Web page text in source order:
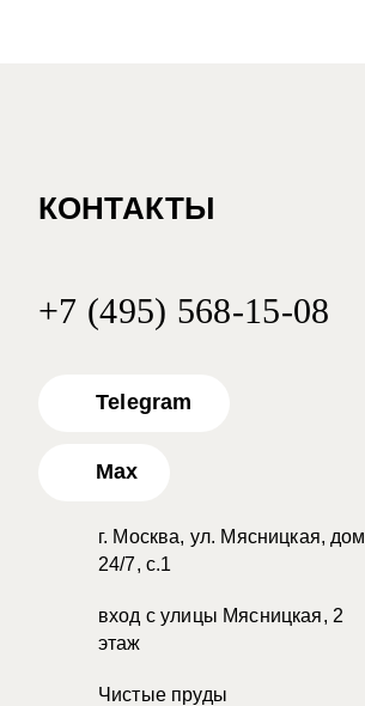
КОНТАКТЫ
+7 (495) 568-15-08
Telegram
Max
г. Москва, ул. Мясницкая, дом
24/7, с.1
вход с улицы Мясницкая, 2
этаж
Чистые пруды